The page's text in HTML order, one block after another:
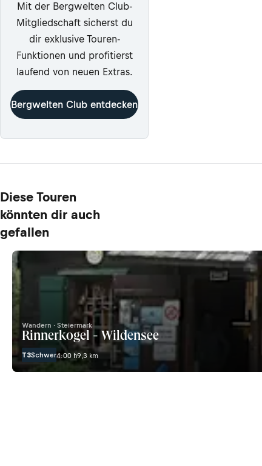
Mit der Bergwelten Club-
Mitgliedschaft sicherst du
dir exklusive Touren-
Funktionen und profitierst
laufend von neuen Extras.
Bergwelten Club entdecken
Diese Touren
könnten dir auch
gefallen
Wandern · Steiermark
Rinnerkogel - Wildensee
T3Schwer4:00 h9,3 km